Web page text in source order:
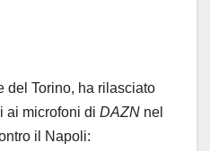
del Torino, ha rilasciato
ai microfoni di DAZN nel
il Napoli: